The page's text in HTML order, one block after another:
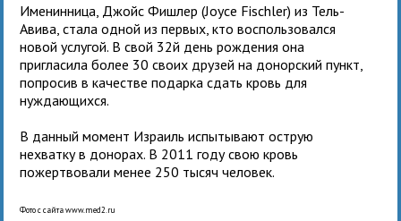
Именинница, Джойс Фишлер (Joyce Fischler) из Тель-
Авива, стала одной из первых, кто воспользовался
новой услугой. В свой 32й день рождения она
пригласила более 30 своих друзей на донорский пункт,
попросив в качестве подарка сдать кровь для
нуждающихся.
В данный момент Израиль испытывают острую
нехватку в донорах. В 2011 году свою кровь
пожертвовали менее 250 тысяч человек.
Фото с сайта www.med2.ru